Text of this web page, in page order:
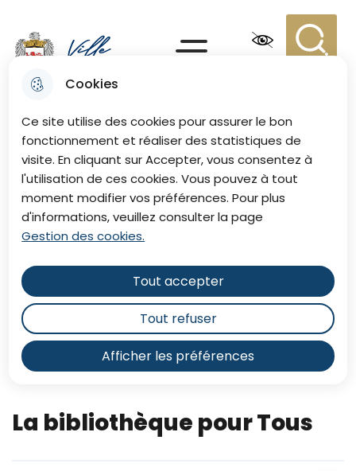
Cookies
Ce site utilise des cookies pour assurer le bon
fonctionnement et réaliser des statistiques de
visite. En cliquant sur Accepter, vous consentez à
l'utilisation de ces cookies. Vous pouvez à tout
moment modifier vos préférences. Pour plus
d'informations, veuillez consulter la page
Gestion des cookies.
Afficher les préférences
Tout accepter
Tout refuser
menu
recherche
principal
Consulter
le plan du
site
Menu principal
Menu
La bibliothèque pour Tous